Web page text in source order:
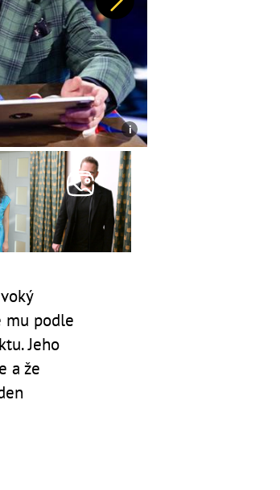
Další
mu podle
Jeho
a že